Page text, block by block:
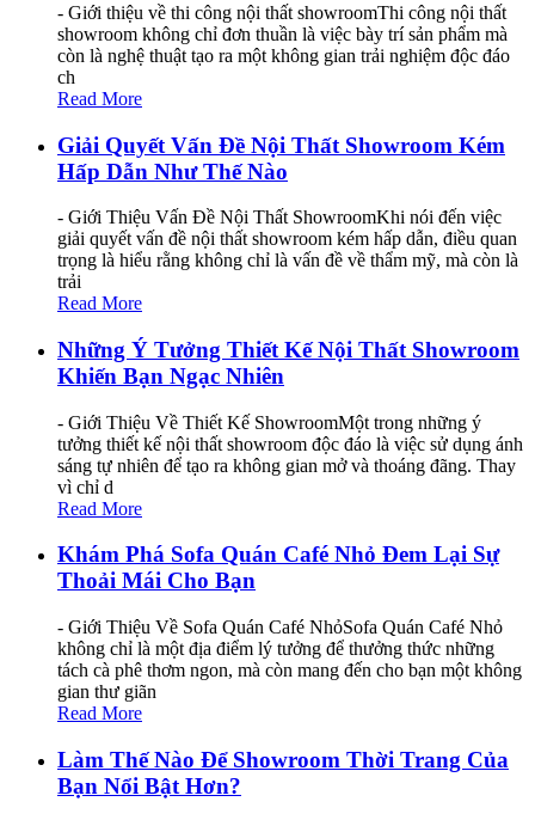
- Giới thiệu về thi công nội thất showroomThi công nội thất
showroom không chỉ đơn thuần là việc bày trí sản phẩm mà
còn là nghệ thuật tạo ra một không gian trải nghiệm độc đáo
ch
Read More
Giải Quyết Vấn Đề Nội Thất Showroom Kém
Hấp Dẫn Như Thế Nào
- Giới Thiệu Vấn Đề Nội Thất ShowroomKhi nói đến việc
giải quyết vấn đề nội thất showroom kém hấp dẫn, điều quan
trọng là hiểu rằng không chỉ là vấn đề về thẩm mỹ, mà còn là
trải
Read More
Những Ý Tưởng Thiết Kế Nội Thất Showroom
Khiến Bạn Ngạc Nhiên
- Giới Thiệu Về Thiết Kế ShowroomMột trong những ý
tưởng thiết kế nội thất showroom độc đáo là việc sử dụng ánh
sáng tự nhiên để tạo ra không gian mở và thoáng đãng. Thay
vì chỉ d
Read More
Khám Phá Sofa Quán Café Nhỏ Đem Lại Sự
Thoải Mái Cho Bạn
- Giới Thiệu Về Sofa Quán Café NhỏSofa Quán Café Nhỏ
không chỉ là một địa điểm lý tưởng để thưởng thức những
tách cà phê thơm ngon, mà còn mang đến cho bạn một không
gian thư giãn
Read More
Làm Thế Nào Để Showroom Thời Trang Của
Bạn Nổi Bật Hơn?